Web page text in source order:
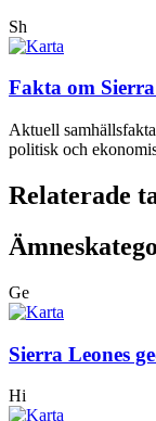
Sh
Fakta om
Aktuell
politisk och
Relaterade
Ge
Sierra Leones
Hi